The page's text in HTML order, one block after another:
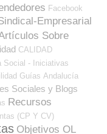
Facebook
Empresarial
Sobre
CALIDAD
Social - Iniciativas
Guías Andalucía
Sociales y Blogs
Recursos
(CP Y CV)
Objetivos OL